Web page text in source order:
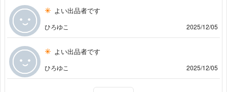
よい出品者です
ひろゆこ 2025/12/05
よい出品者です
ひろゆこ 2025/12/05